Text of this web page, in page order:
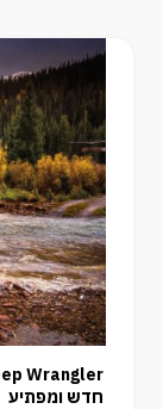
חדש ומפתיע